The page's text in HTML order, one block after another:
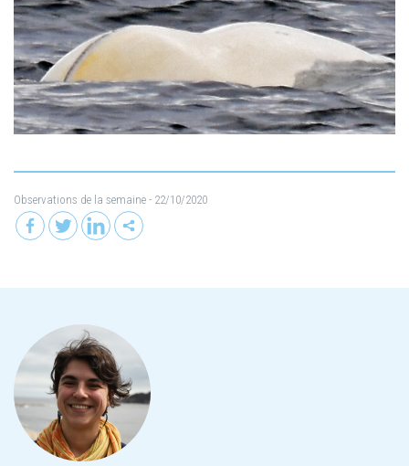
Observations de la semaine - 22/10/2020